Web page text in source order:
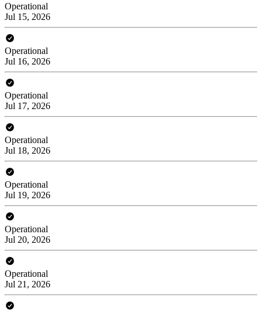
Operational
Jul 15, 2026
Operational
Jul 16, 2026
Operational
Jul 17, 2026
Operational
Jul 18, 2026
Operational
Jul 19, 2026
Operational
Jul 20, 2026
Operational
Jul 21, 2026